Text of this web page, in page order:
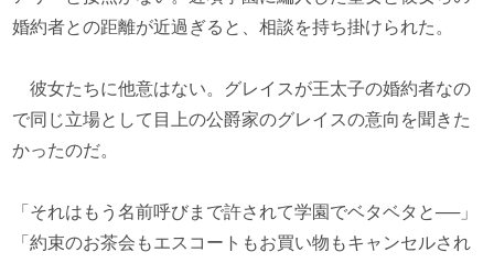
婚約者との距離が近過ぎると、相談を持ち掛けられた。
彼女たちに他意はない。グレイスが王太子の婚約者なの
で同じ立場として目上の公爵家のグレイスの意向を聞きた
かったのだ。
「それはもう名前呼びまで許されて学園でベタベタと──」
「約束のお茶会もエスコートもお買い物もキャンセルされ